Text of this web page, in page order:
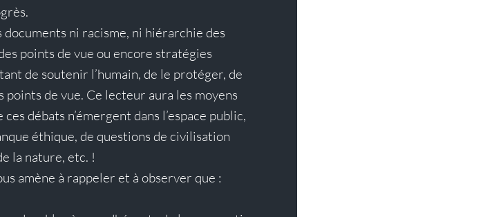
ni racisme, ni hiérarchie des
points de vue ou encore stratégies
de soutenir l’humain, de le protéger, de
de vue. Ce lecteur aura les moyens
débats n’émergent dans l’espace public,
éthique, de questions de civilisation
la nature, etc. !
amène à rappeler et à observer que :